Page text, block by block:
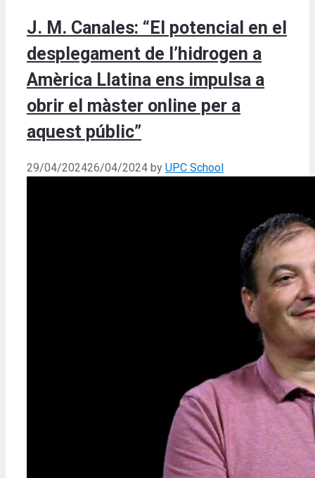
J. M. Canales: “El potencial en el
desplegament de l’hidrogen a
Amèrica Llatina ens impulsa a
obrir el màster online per a
aquest públic”
29/04/202426/04/2024 by UPC School